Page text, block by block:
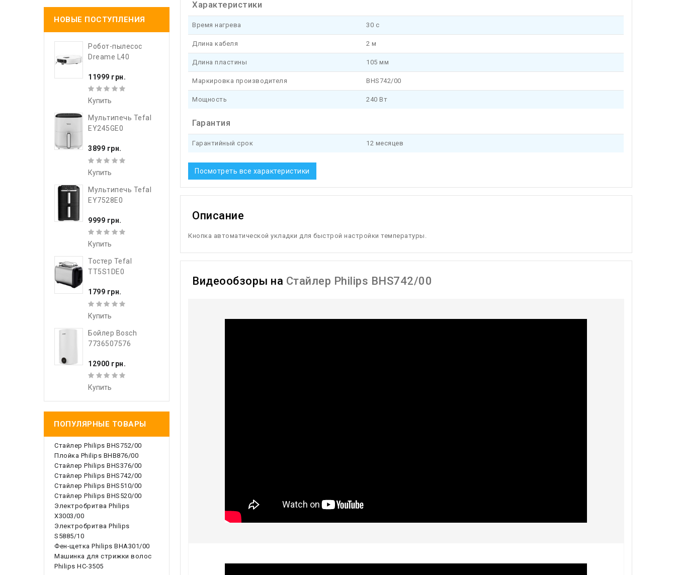
НОВЫЕ ПОСТУПЛЕНИЯ
Робот-пылесос
Dreame L40
11999 грн.
Купить
Мультипечь Tefal
EY245GE0
3899 грн.
Купить
Мультипечь Tefal
EY7528E0
9999 грн.
Купить
Тостер Tefal
TT5S1DE0
1799 грн.
Купить
Бойлер Bosch
7736507576
12900 грн.
Купить
ПОПУЛЯРНЫЕ ТОВАРЫ
Стайлер Philips BHS752/00
Плойка Philips BHB876/00
Стайлер Philips BHS376/00
Стайлер Philips BHS742/00
Стайлер Philips BHS510/00
Стайлер Philips BHS520/00
Электробритва Philips
X3003/00
Электробритва Philips
S5885/10
Фен-щетка Philips BHA301/00
Машинка для стрижки волос
Philips HC-3505
Характеристики
Время нагрева 30 с
Длина кабеля 2 м
Длина пластины 105 мм
Маркировка производителя BHS742/00
Мощность 240 Вт
Гарантия
Гарантийный срок 12 месяцев
Посмотреть все характеристики
Описание
Кнопка автоматической укладки для быстрой настройки температуры.
Видеообзоры на Стайлер Philips BHS742/00